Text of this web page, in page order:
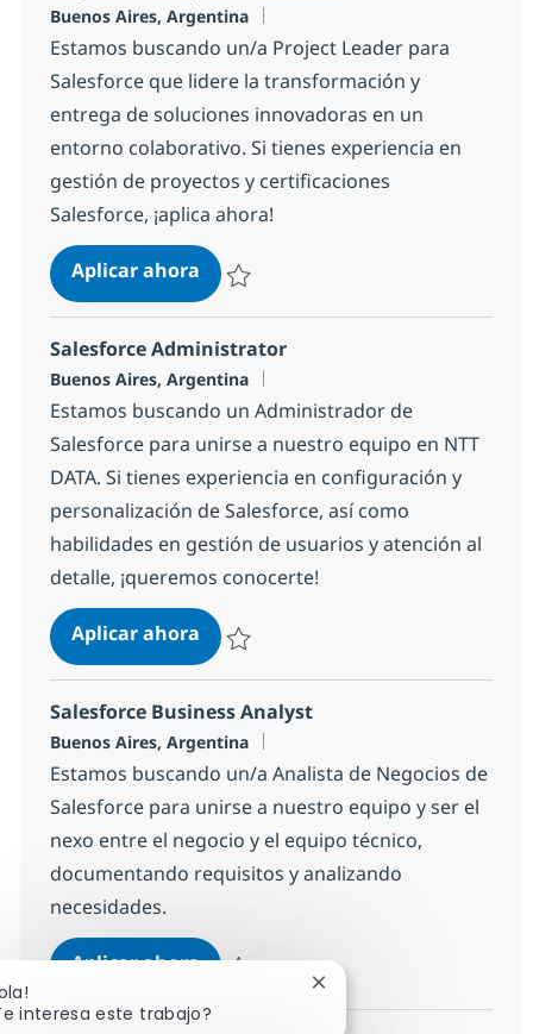
Ubicación
Buenos Aires, Argentina
Estamos buscando un/a Project Leader para
Salesforce que lidere la transformación y
entrega de soluciones innovadoras en un
entorno colaborativo. Si tienes experiencia en
gestión de proyectos y certificaciones
Salesforce, ¡aplica ahora!
Aplicar ahoraProject Leader para Salesforce
Salesforce Administrator
Ubicación
Buenos Aires, Argentina
Estamos buscando un Administrador de
Salesforce para unirse a nuestro equipo en NTT
DATA. Si tienes experiencia en configuración y
personalización de Salesforce, así como
habilidades en gestión de usuarios y atención al
detalle, ¡queremos conocerte!
Aplicar ahoraSalesforce Administrator
Salesforce Business Analyst
Ubicación
Buenos Aires, Argentina
Estamos buscando un/a Analista de Negocios de
Salesforce para unirse a nuestro equipo y ser el
nexo entre el negocio y el equipo técnico,
documentando requisitos y analizando
necesidades.
Aplicar ahoraSalesforce Business Analyst
Salvar Salesforce Business Analyst
interesa este trabajo?
Cerrar notificación de